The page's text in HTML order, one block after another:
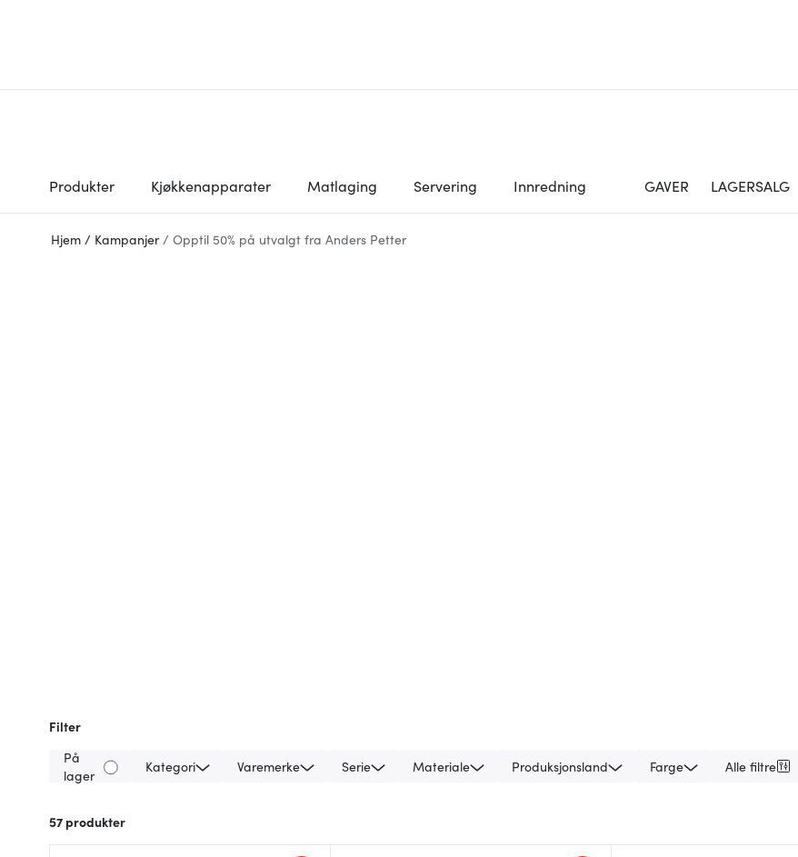
Produkter Kjøkkenapparater Matlaging Servering Innredning GAVER LAGERSALG
Hjem / Kampanjer / Opptil 50% på utvalgt fra Anders Petter
Filter
På
lager
Kategori Varemerke Serie Materiale Produksjonsland Farge Alle filtre
57 produkter